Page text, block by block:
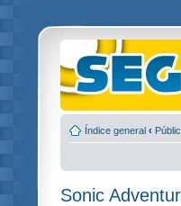
Índice general ‹
Sonic